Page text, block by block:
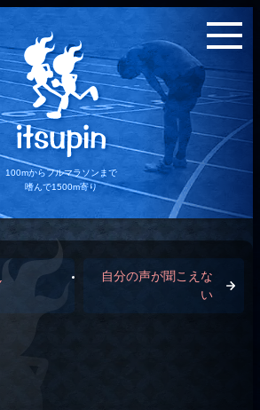
100mからフルマラソンまで
嗜んで1500m寄り
自分の声が聞こえな
い